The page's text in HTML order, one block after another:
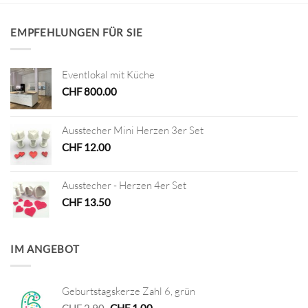
EMPFEHLUNGEN FÜR SIE
Eventlokal mit Küche
CHF800.00
Ausstecher Mini Herzen 3er Set
CHF12.00
Ausstecher - Herzen 4er Set
CHF13.50
IM ANGEBOT
Geburtstagskerze Zahl 6, grün